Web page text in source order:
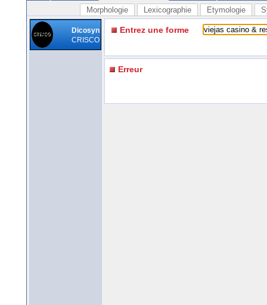
Morphologie Lexicographie Etymologie
Dicosyn
CRISCO
Entrez une forme
Erreur